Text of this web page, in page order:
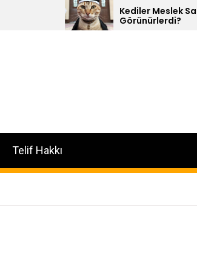
Kediler Meslek Sahibi Olsalar Nasıl
Görünürlerdi?
Telif Hakkı